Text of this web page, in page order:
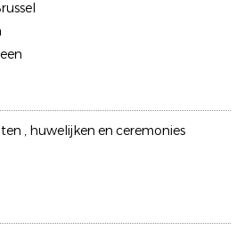
, huwelijken en ceremonies